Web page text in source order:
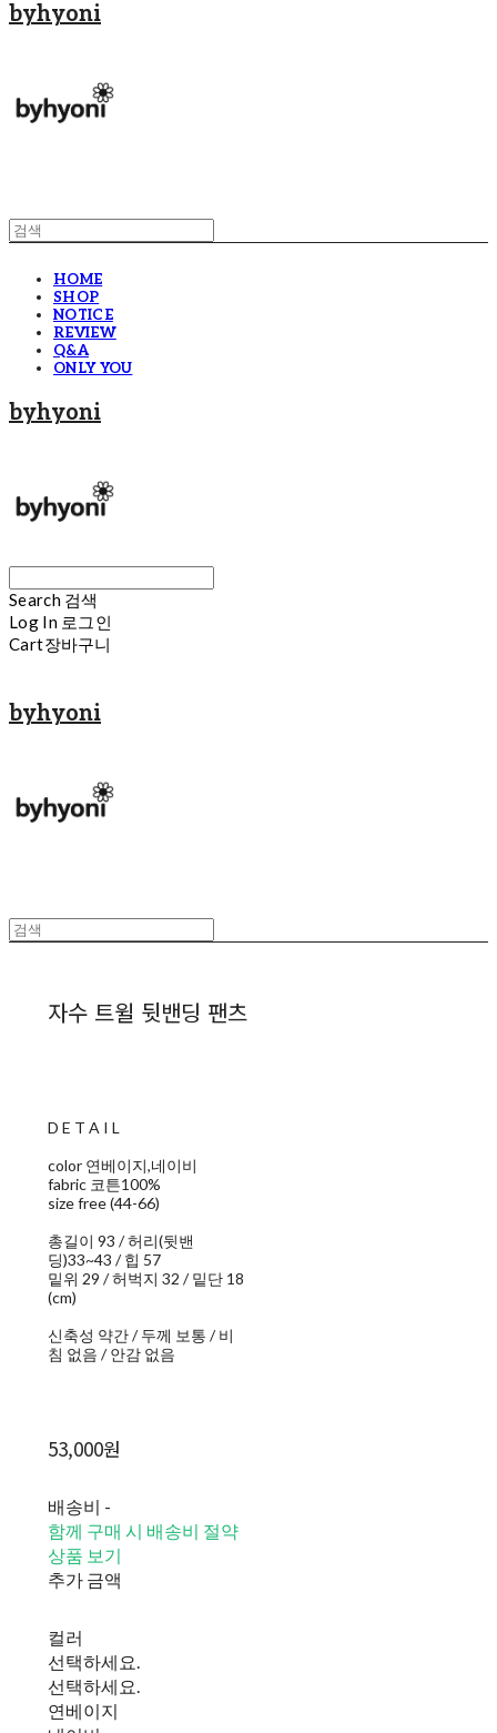
byhyoni
HOME
SHOP
NOTICE
REVIEW
Q&A
ONLY YOU
byhyoni
Search 검색
Log In 로그인
Cart장바구니
byhyoni
자수 트윌 뒷밴딩 팬츠
D E T A I L
color 연베이지,네이비
fabric 코튼100%
size free (44-66)
총길이 93 / 허리(뒷밴
딩)33~43 / 힙 57
밑위 29 / 허벅지 32 / 밑단 18
(cm)
신축성 약간 / 두께 보통 / 비
침 없음 / 안감 없음
53,000원
배송비 -
함께 구매 시 배송비 절약
상품 보기
추가 금액
컬러
선택하세요.
선택하세요.
연베이지